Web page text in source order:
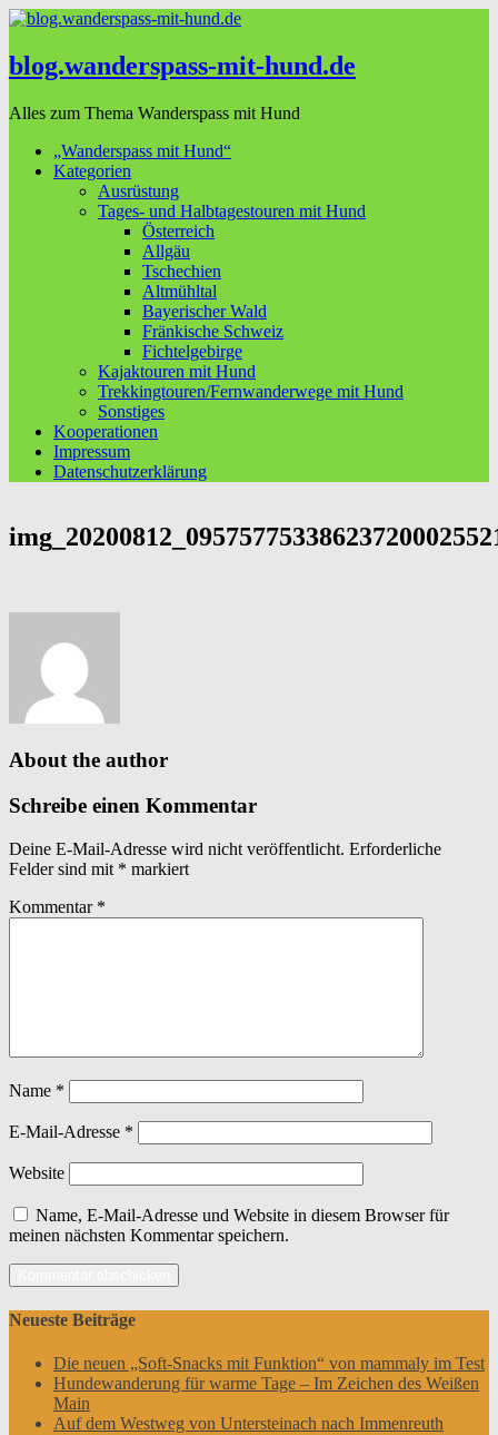
blog.wanderspass-mit-hund.de
Alles zum Thema Wanderspass mit Hund
„Wanderspass mit Hund“
Kategorien
Ausrüstung
Tages- und Halbtagestouren mit Hund
Österreich
Allgäu
Tschechien
Altmühltal
Bayerischer Wald
Fränkische Schweiz
Fichtelgebirge
Kajaktouren mit Hund
Trekkingtouren/Fernwanderwege mit Hund
Sonstiges
Kooperationen
Impressum
Datenschutzerklärung
About the author
Schreibe einen Kommentar
Deine E-Mail-Adresse wird nicht veröffentlicht. Erforderliche
Felder sind mit * markiert
Kommentar *
Name *
E-Mail-Adresse *
Website
Name, E-Mail-Adresse und Website in diesem Browser für
meinen nächsten Kommentar speichern.
Neueste Beiträge
Die neuen „Soft-Snacks mit Funktion“ von mammaly im Test
Hundewanderung für warme Tage – Im Zeichen des Weißen
Main
Auf dem Westweg von Untersteinach nach Immenreuth